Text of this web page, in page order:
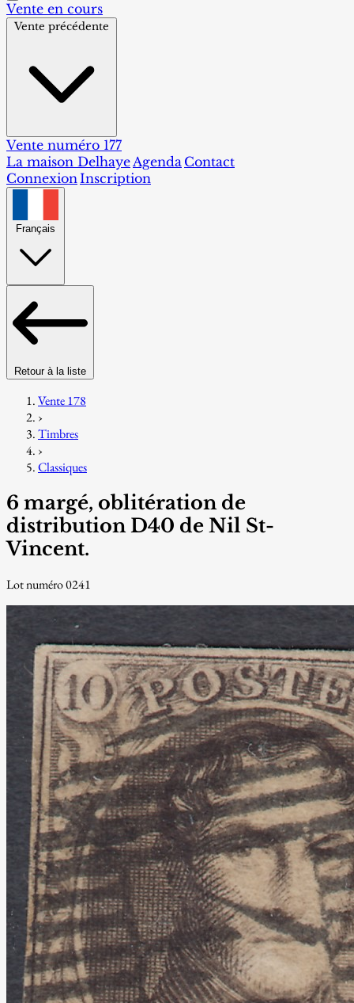
Vente en cours
Vente précédente
Vente numéro 177
La maison DelhayeAgenda Contact
ConnexionInscription
Français
Retour à la liste
Vente 178
›
Timbres
›
Classiques
6 margé, oblitération de
distribution D40 de Nil St-
Vincent.
Lot numéro 0241